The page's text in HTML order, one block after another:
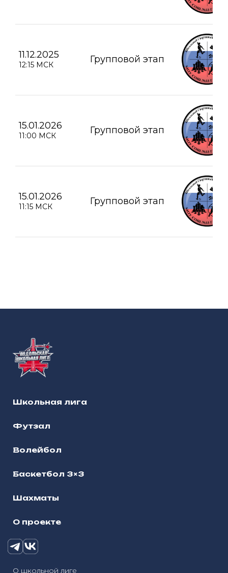
11.12.2025
12:15 МСК Групповой этап
15.01.2026
11:00 МСК Групповой этап
15.01.2026
11:15 МСК Групповой этап
Школьная лига
Футзал
Волейбол
Баскетбол 3×3
Шахматы
О проекте
О школьной лиге